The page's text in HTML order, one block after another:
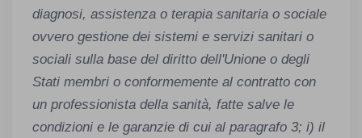
diagnosi, assistenza o terapia sanitaria o sociale
ovvero gestione dei sistemi e servizi sanitari o
sociali sulla base del diritto dell'Unione o degli
Stati membri o conformemente al contratto con
un professionista della sanità, fatte salve le
condizioni e le garanzie di cui al paragrafo 3; i) il